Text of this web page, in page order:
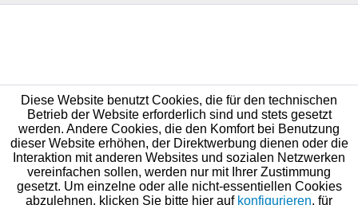
Diese Website benutzt Cookies, die für den technischen
Betrieb der Website erforderlich sind und stets gesetzt
werden. Andere Cookies, die den Komfort bei Benutzung
dieser Website erhöhen, der Direktwerbung dienen oder die
Interaktion mit anderen Websites und sozialen Netzwerken
vereinfachen sollen, werden nur mit Ihrer Zustimmung
gesetzt. Um einzelne oder alle nicht-essentiellen Cookies
abzulehnen, klicken Sie bitte hier auf konfigurieren, für